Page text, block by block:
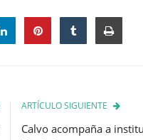
ARTÍCULO SIGUIENTE
Calvo acompaña a